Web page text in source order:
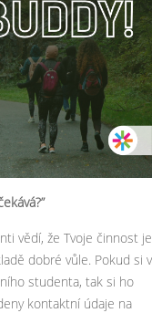
vědí, že Tvoje činnost je
dobré vůle. Pokud si v
studenta, tak si ho
kontaktní údaje na